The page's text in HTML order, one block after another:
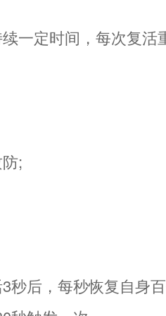
一定时间，每次复活
;
秒后，每秒恢复自身